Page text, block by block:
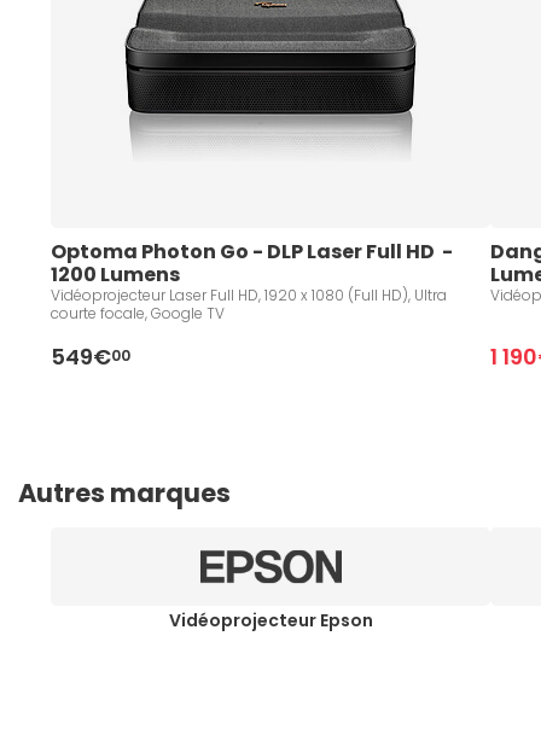
Optoma Photon Go - DLP Laser Full HD  -
1200 Lumens
Vidéoprojecteur Laser Full HD, 1920 x 1080 (Full HD), Ultra
courte focale, Google TV
549€00 1
Autres marques
Vidéoprojecteur Epson